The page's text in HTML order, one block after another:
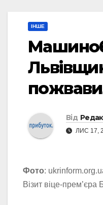
ІНШЕ
Від
ЛИС 17,
Фото:
Візит віце-